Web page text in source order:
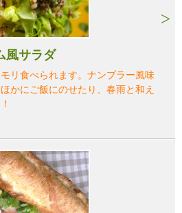
風サラダ
リ食べられます。ナンプラー風味
かにご飯にのせたり、春雨と和え